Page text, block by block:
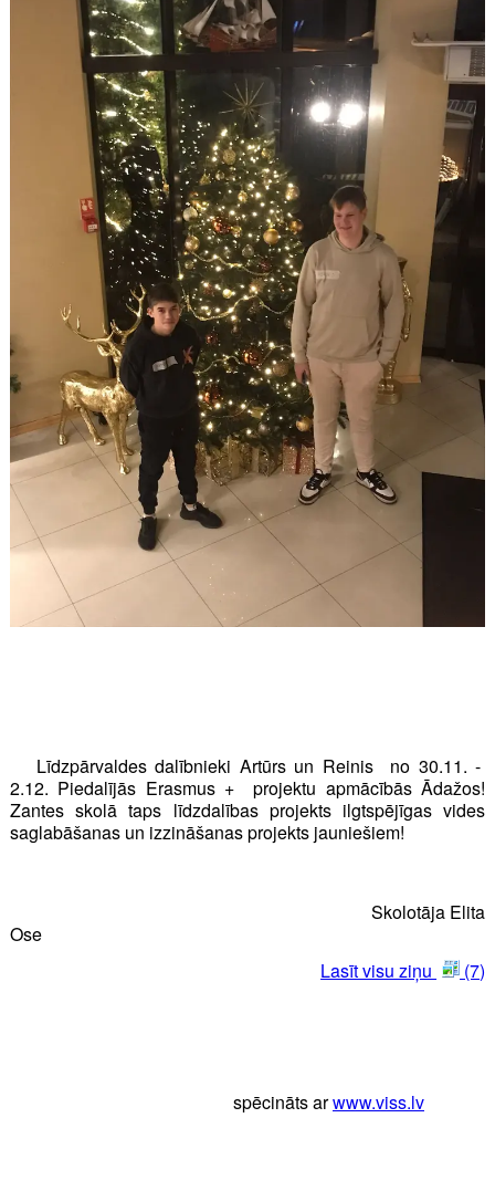
Līdzpārvaldes dalībnieki Artūrs un Reinis no 30.11. -
2.12. Piedalījās Erasmus + projektu apmācībās Ādažos!
Zantes skolā taps līdzdalības projekts ilgtspējīgas vides
saglabāšanas un izzināšanas projekts jauniešiem!
Skolotāja Elita
Ose
Lasīt visu ziņu
(7)
spēcināts arwww.viss.lv